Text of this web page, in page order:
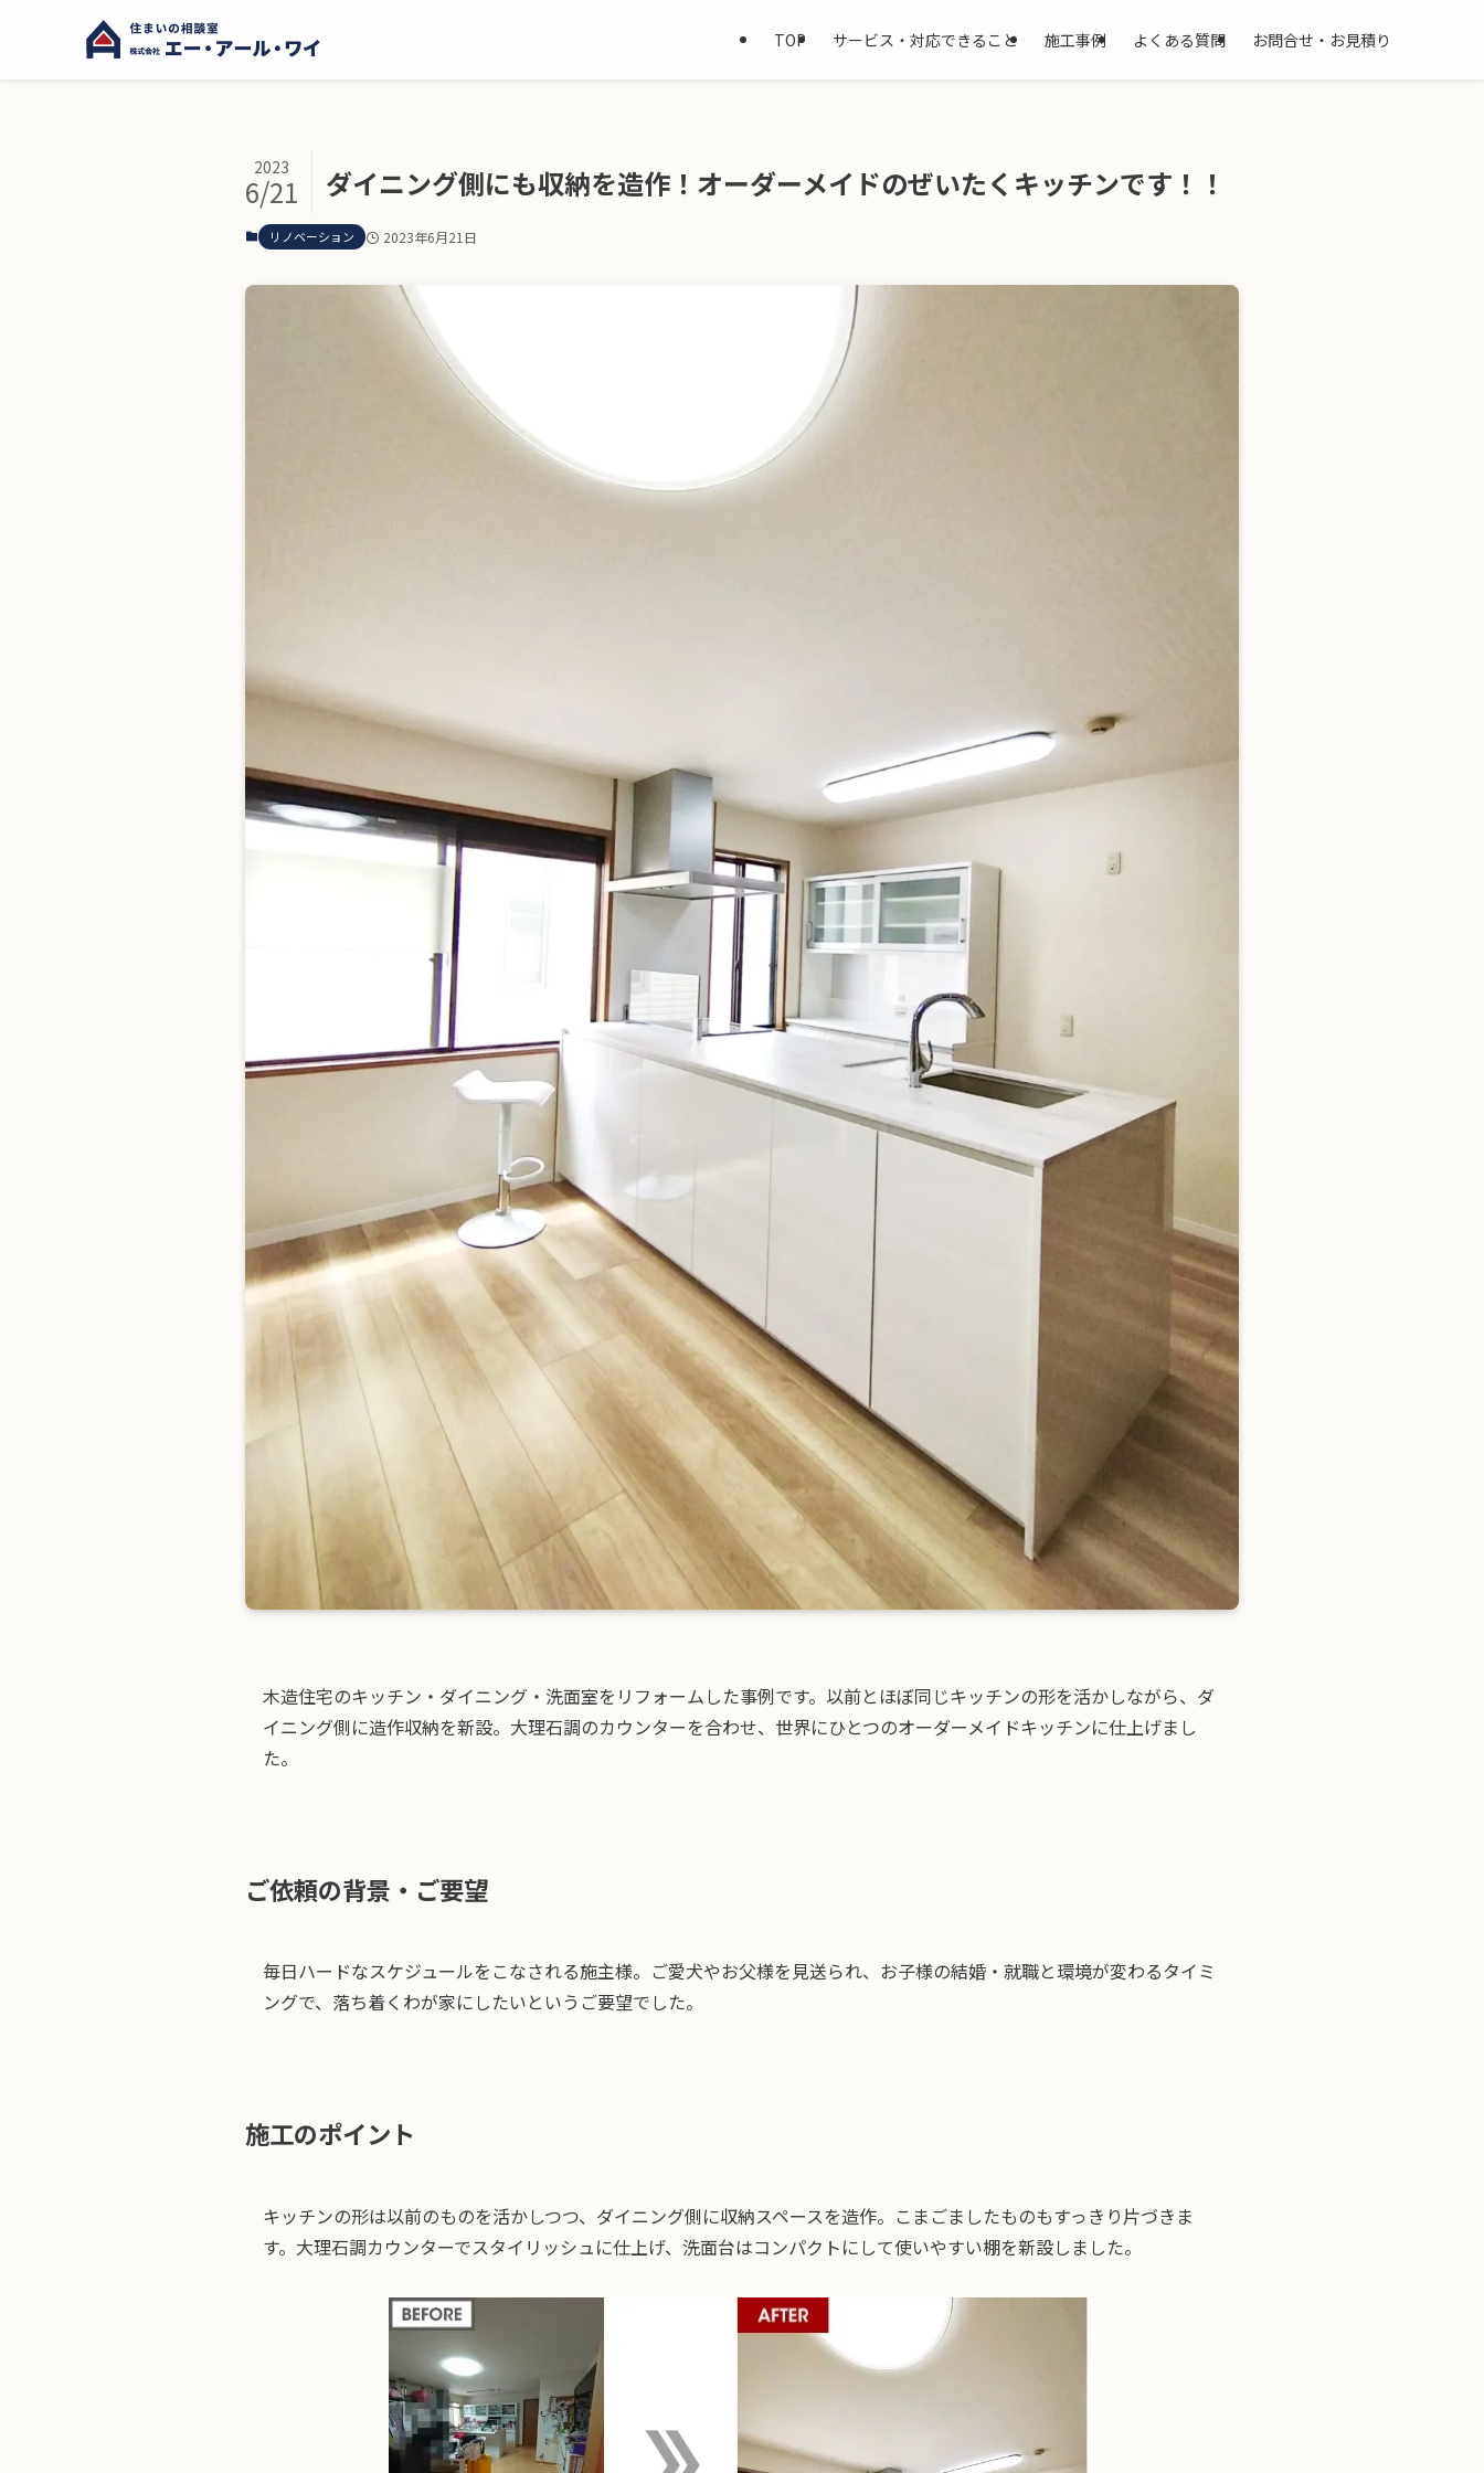
TOP サービス・対応できること 施工事例 よくある質問 お問合せ・お見積り
ダイニング側にも収納を造作！オーダーメイドのぜいたくキッチンです！！
2023
6/21
リノベーション 2023年6月21日
木造住宅のキッチン・ダイニング・洗面室をリフォームした事例です。以前とほぼ同じキッチンの形を活かしながら、ダ
イニング側に造作収納を新設。大理石調のカウンターを合わせ、世界にひとつのオーダーメイドキッチンに仕上げまし
た。
ご依頼の背景・ご要望
毎日ハードなスケジュールをこなされる施主様。ご愛犬やお父様を見送られ、お子様の結婚・就職と環境が変わるタイミ
ングで、落ち着くわが家にしたいというご要望でした。
施工のポイント
キッチンの形は以前のものを活かしつつ、ダイニング側に収納スペースを造作。こまごましたものもすっきり片づきま
す。大理石調カウンターでスタイリッシュに仕上げ、洗面台はコンパクトにして使いやすい棚を新設しました。